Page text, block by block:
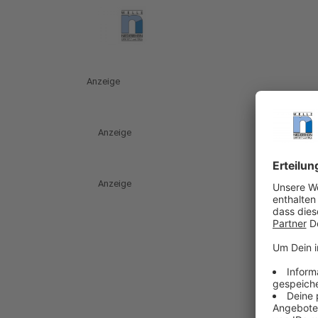
Anzeige
Anzeige
Anzeige